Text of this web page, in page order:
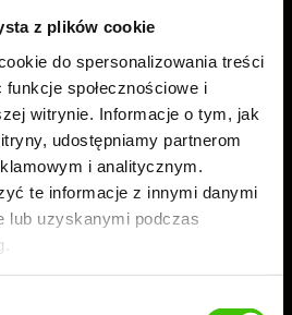
z plików cookie
do spersonalizowania treści
społecznościowe i
witrynie. Informacje o tym, jak
udostępniamy partnerom
i analitycznym.
te informacje z innymi danymi
lub uzyskanymi podczas
information?